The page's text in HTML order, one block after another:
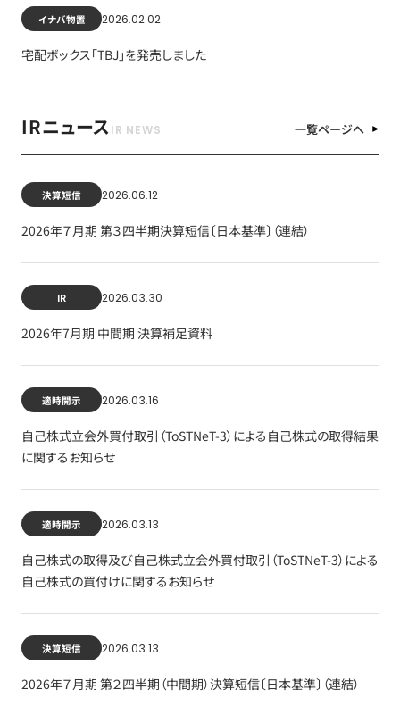
イナバ物置 2026.02.02
宅配ボックス「TBJ」を発売しました
IRニュース 一覧ページへ
決算短信 2026.06.12
2026年７月期 第３四半期決算短信〔日本基準〕（連結）
IR 2026.03.30
2026年7月期 中間期 決算補足資料
適時開示 2026.03.16
自己株式立会外買付取引（ToSTNeT-3）による自己株式の取得結果
に関するお知らせ
適時開示 2026.03.13
自己株式の取得及び自己株式立会外買付取引（ToSTNeT-3）による
自己株式の買付けに関するお知らせ
決算短信 2026.03.13
2026年７月期 第２四半期（中間期）決算短信〔日本基準〕（連結）